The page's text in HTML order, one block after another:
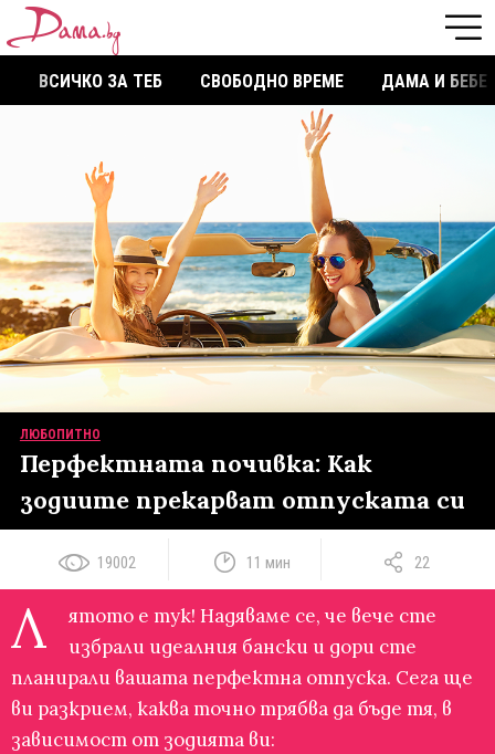
ВСИЧКО ЗА ТЕБ СВОБОДНО ВРЕМЕ ДАМА И БЕБЕ
ЛЮБОПИТНО
Перфектната почивка: Как
зодиите прекарват отпуската си
19002 11 мин 22
Л
ятото е тук! Надяваме се, че вече сте
избрали идеалния бански и дори сте
планирали вашата перфектна отпуска. Сега ще
ви разкрием, каква точно трябва да бъде тя, в
зависимост от зодията ви: